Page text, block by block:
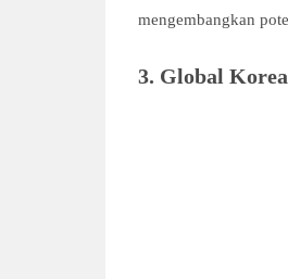
mengembangkan
3. Global